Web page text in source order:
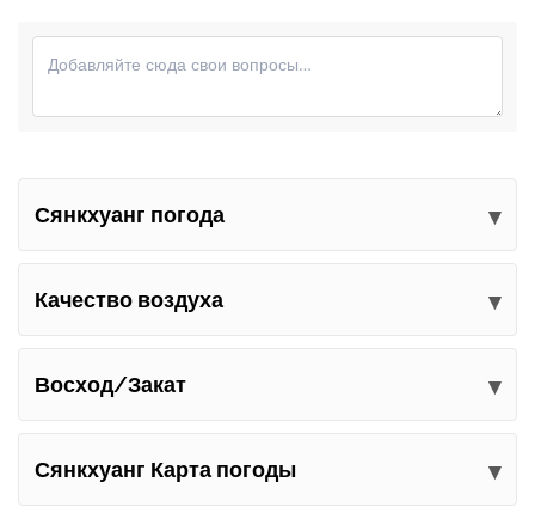
Сянкхуанг погода
Качество воздуха
Восход/Закат
Сянкхуанг Карта погоды